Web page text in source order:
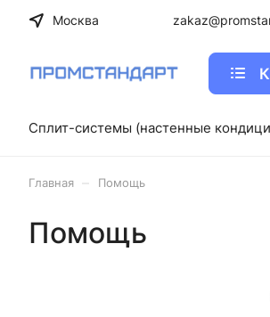
Москва
Сплит-системы (настенные
Главная Помощь
Помощь